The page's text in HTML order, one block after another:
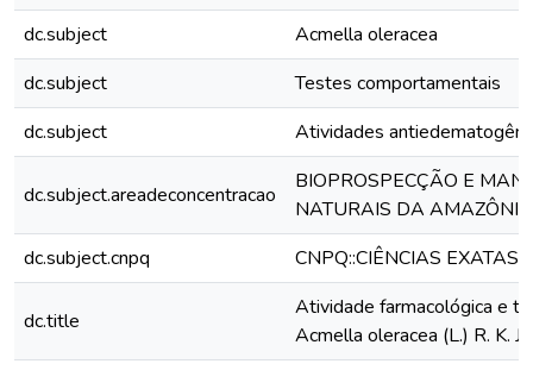
dc.subject
Acmella oleracea
dc.subject
Testes comportamentais
dc.subject
Atividades
dc.subject.areadeconcentracao
BIOPROSPECÇÃO E
NATURAIS DA AMAZÔNIA
dc.subject.cnpq
CNPQ::CIÊNCIAS EXATAS
dc.title
Atividade farmacológica e
Acmella oleracea (L.) R. K.